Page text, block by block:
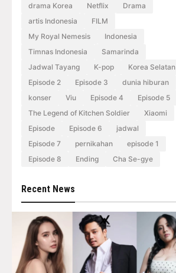
drama Korea Netflix
Drama
artis Indonesia
FILM
My Royal Nemesis
Indonesia
Timnas Indonesia
Samarinda
Jadwal Tayang
K-pop
Korea Selatan
Episode 2
Episode 3
dunia hiburan
konser
Viu Episode 4
Episode 5
The Legend of Kitchen Soldier
Xiaomi
Episode
Episode 6
jadwal
Episode 7
pernikahan
episode 1
Episode 8
Ending Cha Se-gye
Recent News